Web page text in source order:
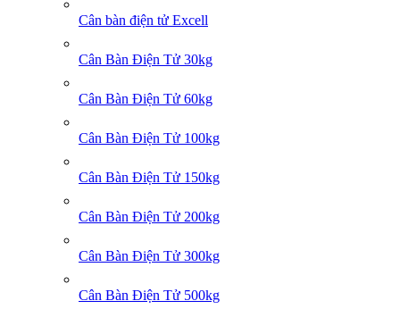
Cân bàn điện tử Excell
Cân Bàn Điện Tử 30kg
Cân Bàn Điện Tử 60kg
Cân Bàn Điện Tử 100kg
Cân Bàn Điện Tử 150kg
Cân Bàn Điện Tử 200kg
Cân Bàn Điện Tử 300kg
Cân Bàn Điện Tử 500kg